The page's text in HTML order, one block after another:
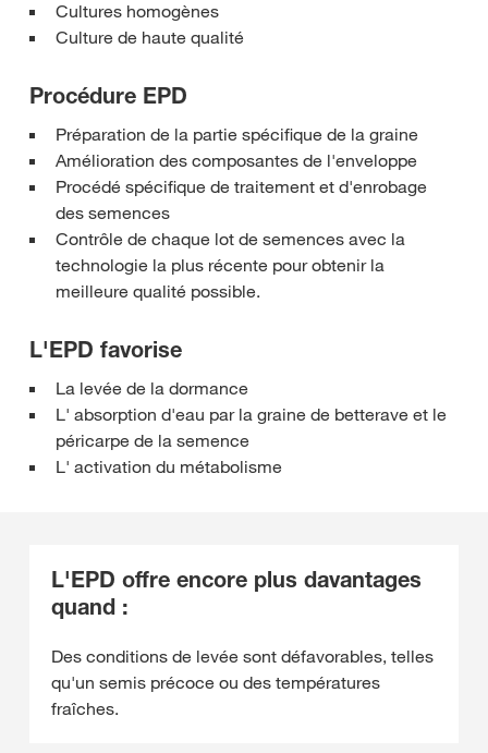
Cultures homogènes
Culture de haute qualité
Procédure EPD
Préparation de la partie spécifique de la graine
Amélioration des composantes de l'enveloppe
Procédé spécifique de traitement et d'enrobage
des semences
Contrôle de chaque lot de semences avec la
technologie la plus récente pour obtenir la
meilleure qualité possible.
L'EPD favorise
La levée de la dormance
L' absorption d'eau par la graine de betterave et le
péricarpe de la semence
L' activation du métabolisme
L'EPD offre encore plus davantages
quand :
Des conditions de levée sont défavorables, telles
qu'un semis précoce ou des températures
fraîches.